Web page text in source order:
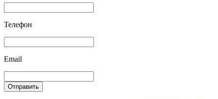
Телефон
Email
Отправить